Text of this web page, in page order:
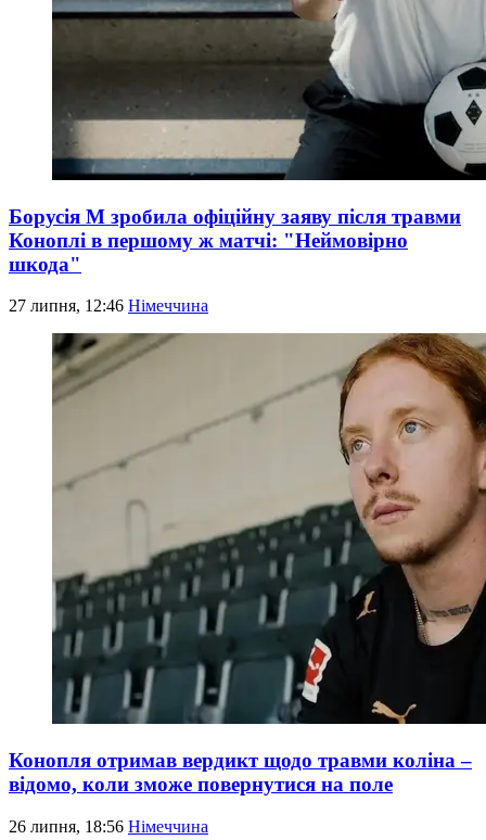
Борусія М зробила офіційну заяву після травми
Коноплі в першому ж матчі: "Неймовірно
шкода"
27 липня, 12:46 Німеччина
Конопля отримав вердикт щодо травми коліна –
відомо, коли зможе повернутися на поле
26 липня, 18:56 Німеччина